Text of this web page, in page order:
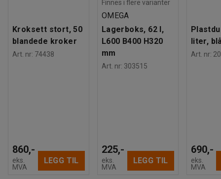
Kroksett stort, 50
blandede kroker
Art. nr: 74438
860,-
eks.
MVA
LEGG TIL
Finnes i flere varianter
OMEGA
Lagerboks, 62 l,
L600 B400 H320
mm
Art. nr: 303515
225,-
eks.
MVA
LEGG TIL
liter,
Art. nr:
690,-
eks.
MVA